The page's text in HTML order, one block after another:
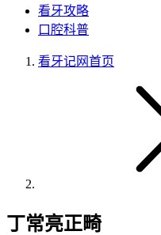
看牙攻略
口腔科普
看牙记网首页
丁常亮正畸